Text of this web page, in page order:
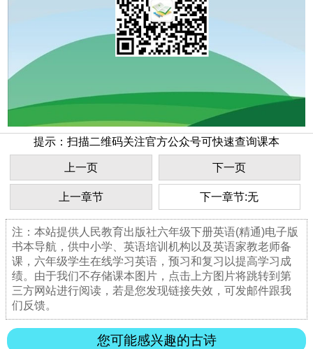
提示：扫描二维码关注官方公众号可快速查询课本
上一页 下一页
上一章节 下一章节:无
注：本站提供人民教育出版社六年级下册英语(精通)电子版
书本导航，供中小学、英语培训机构以及英语家教老师备
课，六年级学生在线学习英语，预习和复习以提高学习成
绩。由于我们不存储课本图片，点击上方图片将跳转到第
三方网站进行阅读，若是您发现链接失效，可发邮件跟我
们反馈。
您可能感兴趣的古诗